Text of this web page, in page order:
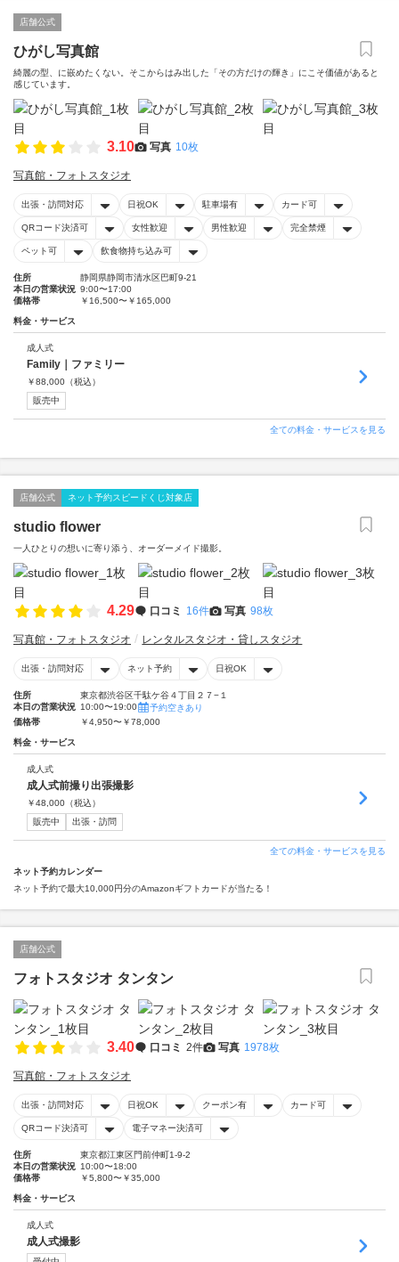
店舗公式
ひがし写真館
綺麗の型、に嵌めたくない。そこからはみ出した「その方だけの輝き」にこそ価値があると
感じています。
3.10 写真 10枚
写真館・フォトスタジオ
出張・訪問対応 日祝OK 駐車場有 カード可
QRコード決済可 女性歓迎 男性歓迎 完全禁煙
ペット可 飲食物持ち込み可
住所
静岡県静岡市清水区巴町9-21
本日の営業状況 9:00〜17:00
価格帯
￥16,500〜￥165,000
料金・サービス
成人式
Family｜ファミリー
￥88,000 （税込）
販売中
全ての料金・サービスを見る
店舗公式 ネット予約スピードくじ対象店
studio flower
一人ひとりの想いに寄り添う、オーダーメイド撮影。
4.29 口コミ 16件 写真 98枚
写真館・フォトスタジオ レンタルスタジオ・貸しスタジオ
出張・訪問対応 ネット予約 日祝OK
住所
東京都渋谷区千駄ケ谷４丁目２７−１
本日の営業状況 10:00〜19:00
予約空きあり
価格帯
￥4,950〜￥78,000
料金・サービス
成人式
成人式前撮り出張撮影
￥48,000 （税込）
販売中
出張・訪問
全ての料金・サービスを見る
ネット予約カレンダー
ネット予約で最大10,000円分のAmazonギフトカードが当たる！
店舗公式
フォトスタジオ タンタン
3.40 口コミ 2件 写真 1978枚
写真館・フォトスタジオ
出張・訪問対応 日祝OK クーポン有 カード可
QRコード決済可 電子マネー決済可
住所
東京都江東区門前仲町1-9-2
本日の営業状況 10:00〜18:00
価格帯
￥5,800〜￥35,000
料金・サービス
成人式
成人式撮影